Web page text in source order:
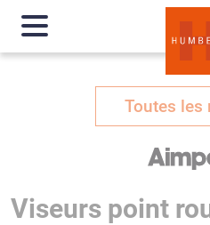
Toutes les
Viseurs point